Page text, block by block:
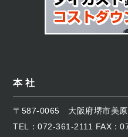
本 社
〒587-0065
大阪府堺市美
TEL：072-361-2111 FAX：